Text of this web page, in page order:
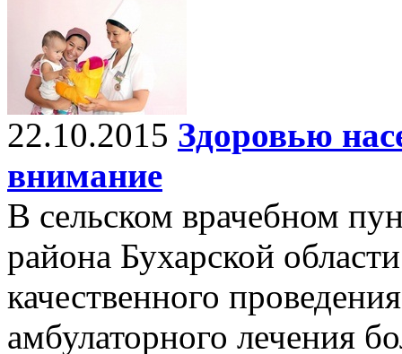
22.10.2015 Здоровью
внимание
В сельском врачебном
района Бухарской
качественного
амбулаторного лечения